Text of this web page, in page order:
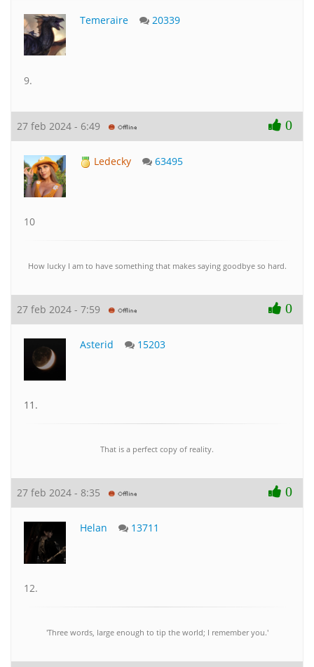
Temeraire 20339
9.
27 feb 2024 - 6:49 0
Ledecky 63495
10
How lucky I am to have something that makes saying goodbye so hard.
27 feb 2024 - 7:59 0
Asterid 15203
11.
That is a perfect copy of reality.
27 feb 2024 - 8:35 0
Helan 13711
12.
'Three words, large enough to tip the world; I remember you.'